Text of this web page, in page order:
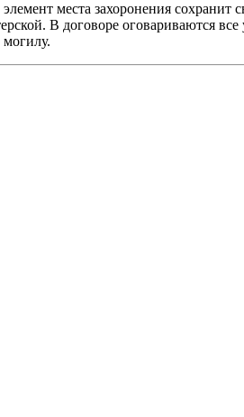
места захоронения сохранит
В договоре оговариваются все